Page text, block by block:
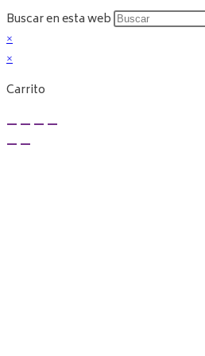
Buscar en esta web
×
×
Carrito